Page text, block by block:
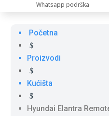
Whatsapp podrška
Početna
$
Proizvodi
$
Kućišta
$
Hyundai Elantra